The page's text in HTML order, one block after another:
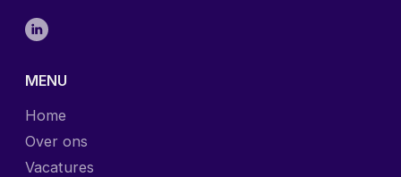
MENU
Home
Over ons
Vacatures